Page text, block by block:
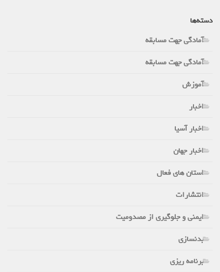
دسته‌ها
آمادگی جهت مسابقه
آمادگی جهت مسابقه
آموزش
اخبار
اخبار آسیا
اخبار جهان
استان های فعال
انتشارات
ایمنی و جلوگیری از مصدومیت
بدنسازی
برنامه ریزی